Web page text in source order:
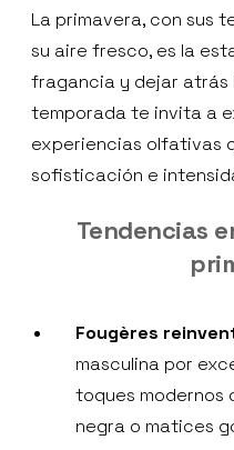
La primavera, con sus
su aire fresco, es la
fragancia y dejar atrás
temporada te invita a
experiencias olfativas
sofisticación e
Tendencias
Fougères
masculina por
toques modernos
negra o matices